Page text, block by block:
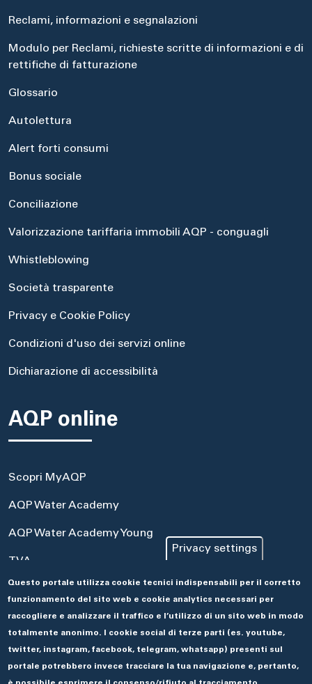
Reclami, informazioni e segnalazioni
Modulo per Reclami, richieste scritte di informazioni e di
rettifiche di fatturazione
Glossario
Autolettura
Alert forti consumi
Bonus sociale
Conciliazione
Valorizzazione tariffaria immobili AQP - conguagli
Whistleblowing
Società trasparente
Privacy e Cookie Policy
Condizioni d'uso dei servizi online
Dichiarazione di accessibilità
AQP online
Scopri MyAQP
AQP Water Academy
AQP Water Academy Young
TVA
Portale Acquisti
Aseco
Privacy settings
Questo portale utilizza cookie tecnici indispensabili per il corretto
funzionamento del sito web e cookie analytics necessari per
raccogliere e analizzare il traffico e l’utilizzo di un sito web in modo
totalmente anonimo. I cookie social di terze parti (es. youtube,
twitter, instagram, facebook, telegram, whatsapp) presenti sul
portale potrebbero invece tracciare la tua navigazione e, pertanto,